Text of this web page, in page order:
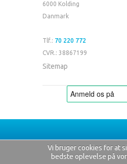
6000 Kolding
Danmark
Tlf.: 70 220 772
CVR.: 38867199
Sitemap
Vi bruger cookies for at
bedste oplevelse på